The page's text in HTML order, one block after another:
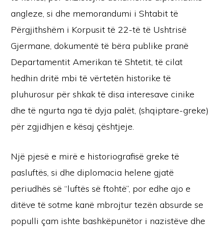
angleze, si dhe memorandumi i Shtabit të
Përgjithshëm i Korpusit të 22-të të Ushtrisë
Gjermane, dokumentë të bëra publike pranë
Departamentit Amerikan të Shtetit, të cilat
hedhin dritë mbi të vërtetën historike të
pluhurosur për shkak të disa interesave cinike
dhe të ngurta nga të dyja palët, (shqiptare-greke)
për zgjidhjen e kësaj çështjeje.
Një pjesë e mirë e historiografisë greke të
pasluftës, si dhe diplomacia helene gjatë
periudhës së “luftës së ftohtë”, por edhe ajo e
ditëve të sotme kanë mbrojtur tezën absurde se
populli çam ishte bashkëpunëtor i nazistëve dhe